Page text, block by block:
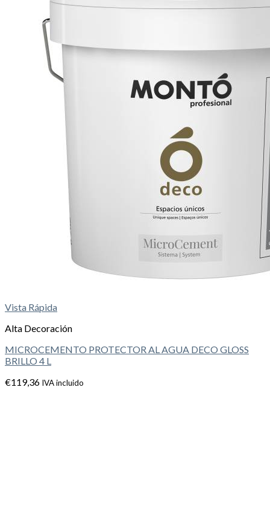
Vista Rápida
Alta Decoración
MICROCEMENTO PROTECTOR AL AGUA DECO GLOSS
BRILLO 4 L
€119,36 IVA incluido